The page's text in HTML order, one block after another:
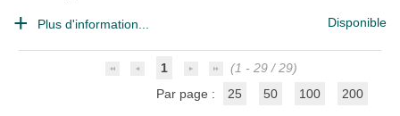
Plus d'information... Disponible
1
(1 - 29 / 29)
Par page :
25 50 100 200